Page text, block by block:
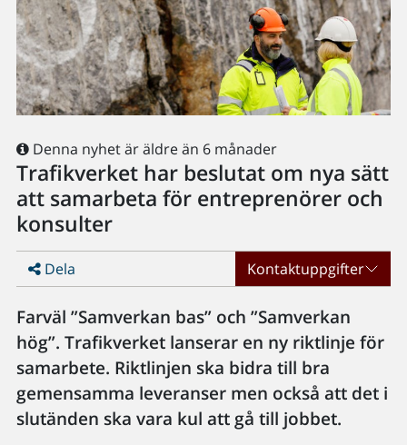
Denna nyhet är äldre än 6 månader
Trafikverket har beslutat om nya sätt
att samarbeta för entreprenörer och
konsulter
Dela Kontaktuppgifter
Farväl ”Samverkan bas” och ”Samverkan
hög”. Trafikverket lanserar en ny riktlinje för
samarbete. Riktlinjen ska bidra till bra
gemensamma leveranser men också att det i
slutänden ska vara kul att gå till jobbet.